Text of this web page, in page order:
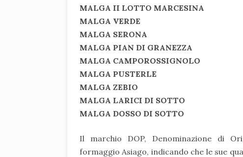
MALGA II LOTTO MARCESINA
MALGA VERDE
MALGA SERONA
MALGA PIAN DI GRANEZZA
MALGA CAMPOROSSIGNOLO
MALGA PUSTERLE
MALGA ZEBIO
MALGA LARICI DI SOTTO
MALGA DOSSO DI SOTTO
Il marchio DOP, Denominazione di
formaggio Asiago, indicando che le sue